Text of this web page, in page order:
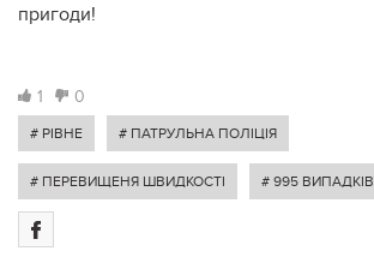
пригоди!
1 0
# РІВНЕ # ПАТРУЛЬНА ПОЛІЦІЯ
# ПЕРЕВИЩЕНЯ ШВИДКОСТІ # 995 ВИПАДКІВ